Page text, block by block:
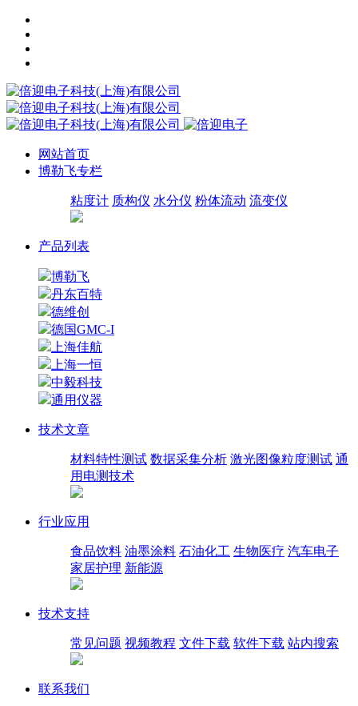
网站首页
博勒飞专栏
粘度计 质构仪 水分仪 粉体流动 流变仪
产品列表
博勒飞
丹东百特
德维创
德国GMC-I
上海佳航
上海一恒
中毅科技
通用仪器
技术文章
材料特性测试 数据采集分析 激光图像粒度测试 通
用电测技术
行业应用
食品饮料 油墨涂料 石油化工 生物医疗 汽车电子
家居护理 新能源
技术支持
常见问题 视频教程 文件下载 软件下载 站内搜索
联系我们